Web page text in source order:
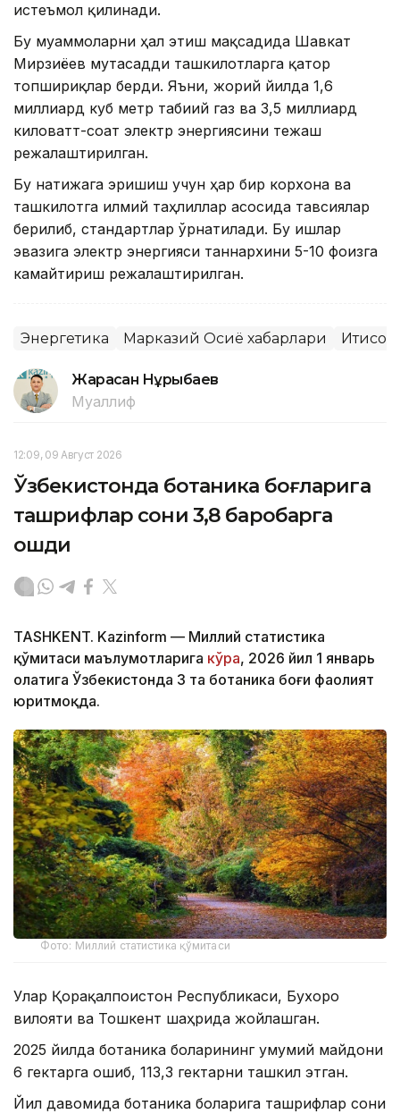
истеъмол қилинади.
Бу муаммоларни ҳал этиш мақсадида Шавкат
Мирзиёев мутасадди ташкилотларга қатор
топшириқлар берди. Яъни, жорий йилда 1,6
миллиард куб метр табиий газ ва 3,5 миллиард
киловатт-соат электр энергиясини тежаш
режалаштирилган.
Бу натижага эришиш учун ҳар бир корхона ва
ташкилотга илмий таҳлиллар асосида тавсиялар
берилиб, стандартлар ўрнатилади. Бу ишлар
эвазига электр энергияси таннархини 5-10 фоизга
камайтириш режалаштирилган.
Энергетика Марказий Осиё хабарлари
Жарасқан Нұрыбаев
Муаллиф
12:09, 09 Август 2026
Ўзбекистонда ботаника боғларига
ташрифлар сони 3,8 баробарга
ошди
TASHKENT. Kazinform — Миллий статистика
қўмитаси маълумотларига кўра, 2026 йил 1 январь
ҳолатига Ўзбекистонда 3 та ботаника боғи фаолият
юритмоқда.
Фото: Миллий статистика қўмитаси
Улар Қорақалпоғистон Республикаси, Бухоро
вилояти ва Тошкент шаҳрида жойлашган.
2025 йилда ботаника боғларининг умумий майдони
6 гектарга ошиб, 113,3 гектарни ташкил этган.
Йил давомида ботаника боғларига ташрифлар сони